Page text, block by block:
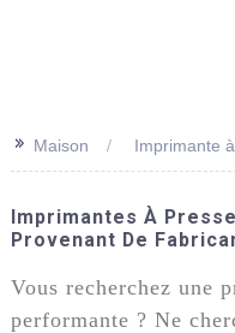
>> Maison Imprimante
Imprimantes À
Provenant De
Vous recherchez une
performante ? Ne